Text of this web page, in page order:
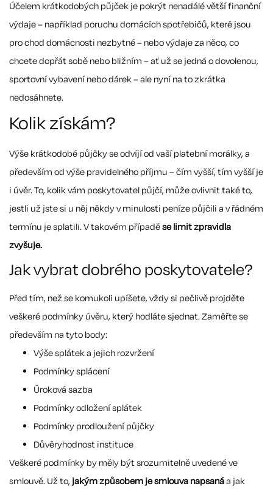
Účelem krátkodobých půjček je pokrýt nenadálé větší finanční
výdaje – například poruchu domácích spotřebičů, které jsou
pro chod domácnosti nezbytné – nebo výdaje za něco, co
chcete dopřát sobě nebo bližním – ať už se jedná o dovolenou,
sportovní vybavení nebo dárek – ale nyní na to zkrátka
nedosáhnete.
Kolik získám?
Výše krátkodobé půjčky se odvíjí od vaší platební morálky, a
především od výše pravidelného příjmu – čím vyšší, tím vyšší je
i úvěr. To, kolik vám poskytovatel půjčí, může ovlivnit také to,
jestli už jste si u něj někdy v minulosti peníze půjčili a v řádném
termínu je splatili. V takovém případěse limit zpravidla
zvyšuje.
Jak vybrat dobrého poskytovatele?
Před tím, než se komukoli upíšete, vždy si pečlivě projděte
veškeré podmínky úvěru, který hodláte sjednat. Zaměřte se
především na tyto body:
Výše splátek a jejich rozvržení
Podmínky splácení
Úroková sazba
Podmínky odložení splátek
Podmínky prodloužení půjčky
Důvěryhodnost instituce
Veškeré podmínky by měly být srozumitelně uvedené ve
smlouvě. Už to,jakým způsobem je smlouva napsanáa jak